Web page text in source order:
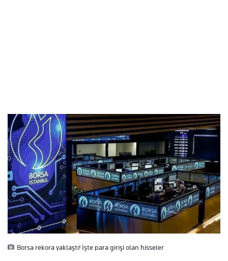
Borsa rekora yaklaştı! İşte para girişi olan hisseler